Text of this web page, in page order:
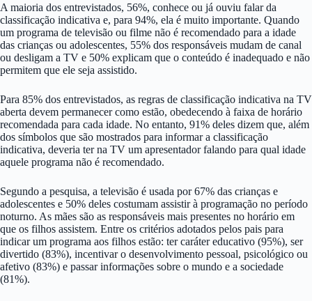
A maioria dos entrevistados, 56%, conhece ou já ouviu falar da
classificação indicativa e, para 94%, ela é muito importante. Quando
um programa de televisão ou filme não é recomendado para a idade
das crianças ou adolescentes, 55% dos responsáveis mudam de canal
ou desligam a TV e 50% explicam que o conteúdo é inadequado e não
permitem que ele seja assistido.
Para 85% dos entrevistados, as regras de classificação indicativa na TV
aberta devem permanecer como estão, obedecendo à faixa de horário
recomendada para cada idade. No entanto, 91% deles dizem que, além
dos símbolos que são mostrados para informar a classificação
indicativa, deveria ter na TV um apresentador falando para qual idade
aquele programa não é recomendado.
Segundo a pesquisa, a televisão é usada por 67% das crianças e
adolescentes e 50% deles costumam assistir à programação no período
noturno. As mães são as responsáveis mais presentes no horário em
que os filhos assistem. Entre os critérios adotados pelos pais para
indicar um programa aos filhos estão: ter caráter educativo (95%), ser
divertido (83%), incentivar o desenvolvimento pessoal, psicológico ou
afetivo (83%) e passar informações sobre o mundo e a sociedade
(81%).